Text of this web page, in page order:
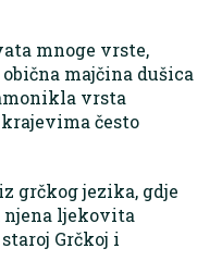
mnoge vrste,
majčina dušica
vrsta
često
grčkog jezika, gdje
njena ljekovita
Grčkoj i